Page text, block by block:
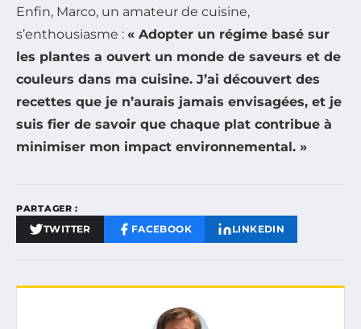
Enfin, Marco, un amateur de cuisine,
s’enthousiasme : « Adopter un régime basé sur
les plantes a ouvert un monde de saveurs et de
couleurs dans ma cuisine. J’ai découvert des
recettes que je n’aurais jamais envisagées, et je
suis fier de savoir que chaque plat contribue à
minimiser mon impact environnemental. »
PARTAGER :
TWITTER FACEBOOK LINKEDIN